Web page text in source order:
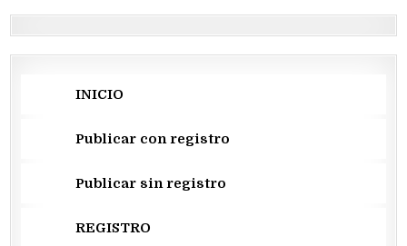
INICIO
Publicar con registro
Publicar sin registro
REGISTRO